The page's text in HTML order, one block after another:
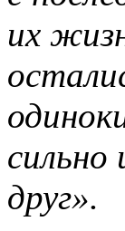
их
сильно
друг».